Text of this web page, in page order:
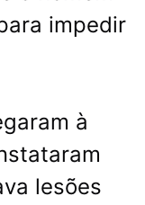
impedir
à
lesões